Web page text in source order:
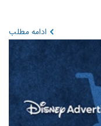
ادامه مطلب